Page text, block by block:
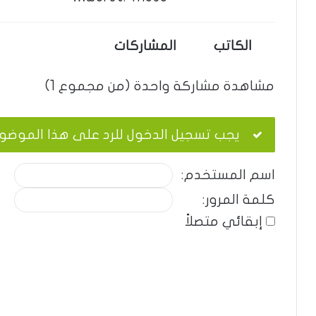
الكاتب المشاركات
مشاهدة مشاركة واحدة (من مجموع 1)
يجب تسجيل الدخول للرد على هذا
اسم المستخدم:
كلمة المرور:
إبقائي متصلاً